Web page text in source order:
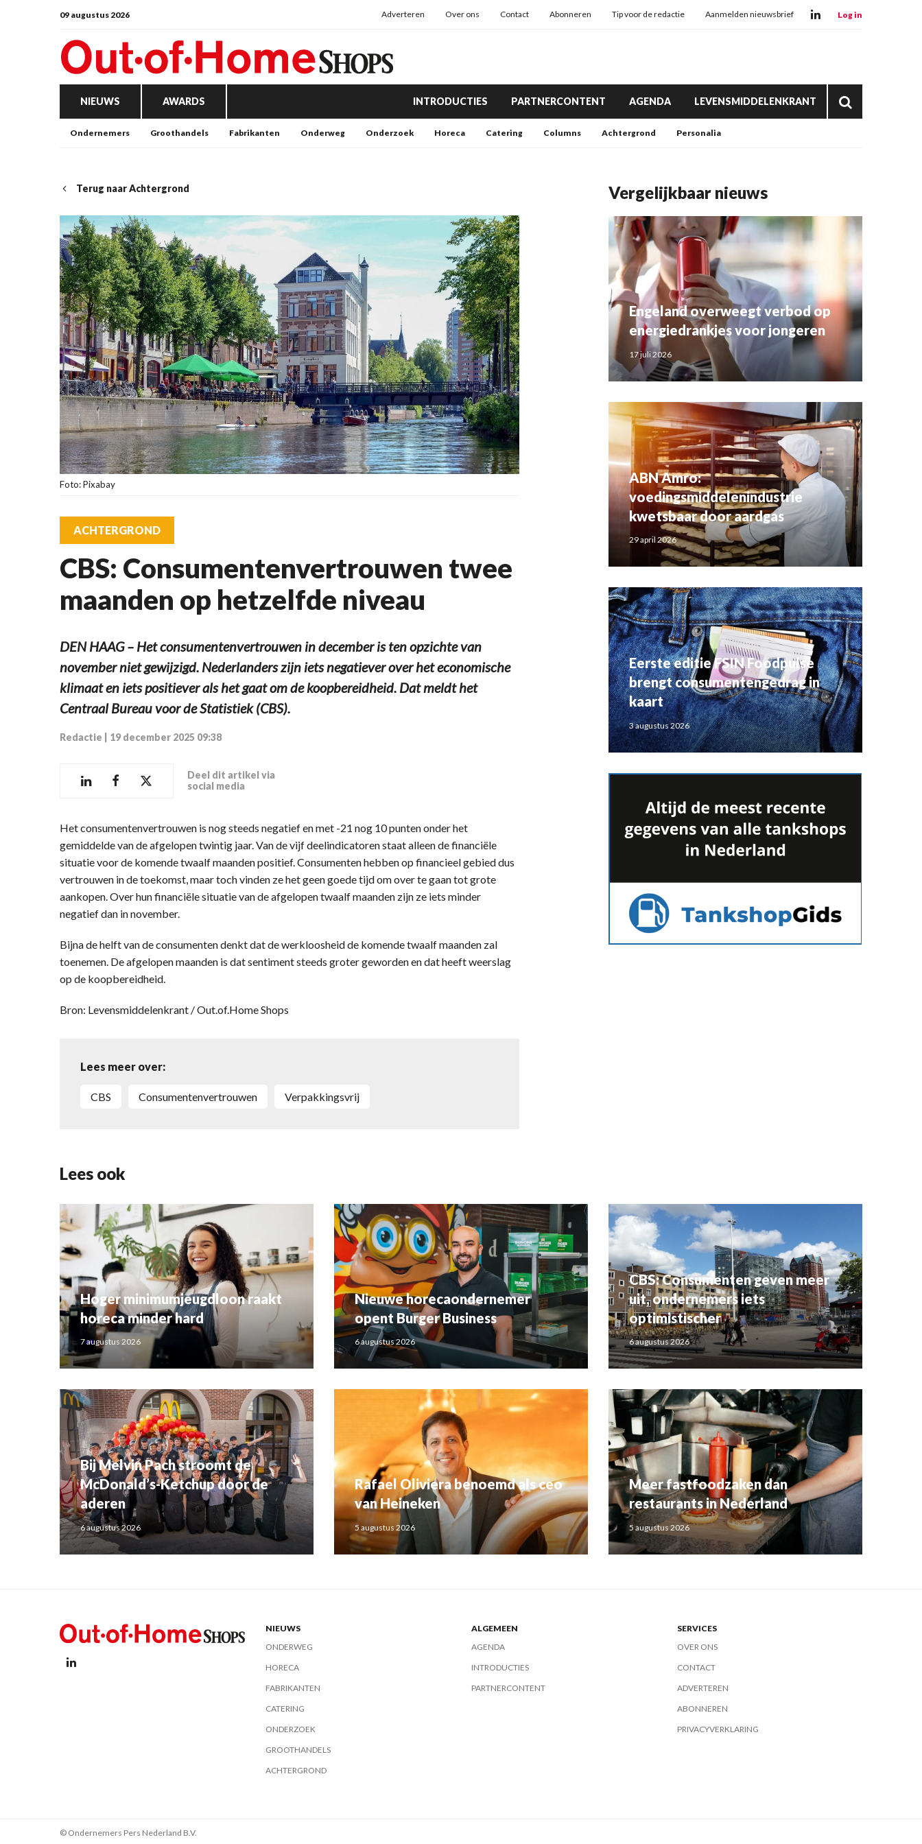
09 augustus 2026 Adverteren Over ons Contact Abonneren Tip voor de redactie Aanmelden nieuwsbrief Log in
NIEUWS AWARDS INTRODUCTIES PARTNERCONTENT AGENDA LEVENSMIDDELENKRANT
Ondernemers Groothandels Fabrikanten Onderweg Onderzoek Horeca Catering Columns Achtergrond Personalia
Terug naar Achtergrond
Foto: Pixabay
ACHTERGROND
CBS: Consumentenvertrouwen twee
maanden op hetzelfde niveau
DEN HAAG – Het consumentenvertrouwen in december is ten opzichte van
november niet gewijzigd. Nederlanders zijn iets negatiever over het economische
klimaat en iets positiever als het gaat om de koopbereidheid. Dat meldt het
Centraal Bureau voor de Statistiek (CBS).
Redactie 19 december 2025 09:38
Deel dit artikel via
social media
Het consumentenvertrouwen is nog steeds negatief en met -21 nog 10 punten onder het
gemiddelde van de afgelopen twintig jaar. Van de vijf deelindicatoren staat alleen de financiële
situatie voor de komende twaalf maanden positief. Consumenten hebben op financieel gebied dus
vertrouwen in de toekomst, maar toch vinden ze het geen goede tijd om over te gaan tot grote
aankopen. Over hun financiële situatie van de afgelopen twaalf maanden zijn ze iets minder
negatief dan in november.
Bijna de helft van de consumenten denkt dat de werkloosheid de komende twaalf maanden zal
toenemen. De afgelopen maanden is dat sentiment steeds groter geworden en dat heeft weerslag
op de koopbereidheid.
Bron: Levensmiddelenkrant / Out.of.Home Shops
Lees meer over:
CBS Consumentenvertrouwen Verpakkingsvrij
Vergelijkbaar nieuws
Engeland overweegt verbod op
energiedrankjes voor jongeren
17 juli 2026
ABN Amro:
voedingsmiddelenindustrie
kwetsbaar door aardgas
29 april 2026
Eerste editie FSIN Foodpulse
brengt consumentengedrag in
kaart
3 augustus 2026
Lees ook
Hoger minimumjeugdloon raakt
horeca minder hard
7 augustus 2026
Nieuwe horecaondernemer
opent Burger Business
6 augustus 2026
CBS: Consumenten geven meer
uit, ondernemers iets
optimistischer
6 augustus 2026
Bij Melvin Pach stroomt de
McDonald’s-Ketchup door de
aderen
6 augustus 2026
Rafael Oliviera benoemd als ceo
van Heineken
5 augustus 2026
Meer fastfoodzaken dan
restaurants in Nederland
5 augustus 2026
NIEUWS
ONDERWEG
HORECA
FABRIKANTEN
CATERING
ONDERZOEK
GROOTHANDELS
ACHTERGROND
ALGEMEEN
AGENDA
INTRODUCTIES
PARTNERCONTENT
SERVICES
OVER ONS
CONTACT
ADVERTEREN
ABONNEREN
PRIVACYVERKLARING
© Ondernemers Pers Nederland B.V.